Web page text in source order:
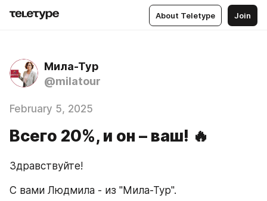
About Teletype Join
Мила-Тур
@milatour
February 5, 2025
Всего 20%, и он – ваш! 🔥
Здравствуйте!
С вами Людмила - из "Мила-Тур".